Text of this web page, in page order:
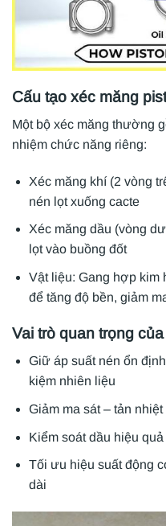
Cấu tạo xéc măng
Một bộ xéc măng thường
nhiệm chức năng riêng:
Xéc măng khí (2 vòng
nén lọt xuống cacte
Xéc măng dầu (vòng
lọt vào buồng đốt
Vật liệu: Gang hợp kim
để tăng độ bền, giảm
Vai trò quan trọng
Giữ áp suất nén ổn
kiệm nhiên liệu
Giảm ma sát – tản
Kiểm soát dầu hiệu
Tối ưu hiệu suất động
dài